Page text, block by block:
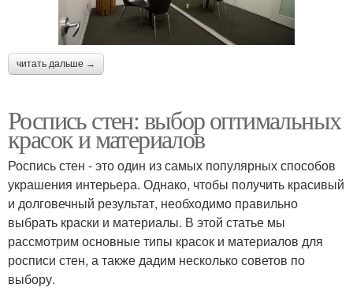
читать дальше →
Роспись стен: выбор оптимальных
красок и материалов
Роспись стен - это один из самых популярных способов
украшения интерьера. Однако, чтобы получить красивый
и долговечный результат, необходимо правильно
выбрать краски и материалы. В этой статье мы
рассмотрим основные типы красок и материалов для
росписи стен, а также дадим несколько советов по
выбору.